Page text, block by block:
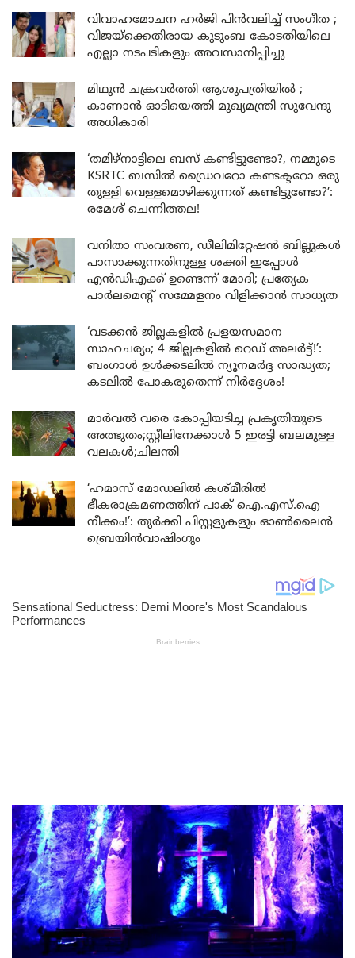
വിവാഹമോചന ഹർജി പിൻവലിച്ച് സംഗീത ;
വിജയ്ക്കെതിരായ കുടുംബ കോടതിയിലെ
എല്ലാ നടപടികളും അവസാനിപ്പിച്ചു
മിഥുൻ ചക്രവർത്തി ആശുപത്രിയിൽ ;
കാണാൻ ഓടിയെത്തി മുഖ്യമന്ത്രി സുവേന്ദു
അധികാരി
‘തമിഴ്‌നാട്ടിലെ ബസ് കണ്ടിട്ടുണ്ടോ?, നമ്മുടെ
KSRTC ബസിൽ ഡ്രൈവറോ കണ്ടക്ടറോ ഒരു
തുള്ളി വെള്ളമൊഴിക്കുന്നത് കണ്ടിട്ടുണ്ടോ?’:
രമേശ് ചെന്നിത്തല!
വനിതാ സംവരണ, ഡീലിമിറ്റേഷൻ ബില്ലുകൾ
പാസാക്കുന്നതിനുള്ള ശക്തി ഇപ്പോൾ
എൻഡിഎക്ക് ഉണ്ടെന്ന് മോദി; പ്രത്യേക
പാർലമെന്റ് സമ്മേളനം വിളിക്കാൻ സാധ്യത
‘വടക്കൻ ജില്ലകളിൽ പ്രളയസമാന
സാഹചര്യം; 4 ജില്ലകളിൽ റെഡ് അലർട്ട്!’:
ബംഗാൾ ഉൾക്കടലിൽ ന്യൂനമർദ്ദ സാദ്ധ്യത;
കടലിൽ പോകരുതെന്ന് നിർദ്ദേശം!
മാർവൽ വരെ കോപ്പിയടിച്ച പ്രകൃതിയുടെ
അത്ഭുതം;സ്റ്റീലിനേക്കാൾ 5 ഇരട്ടി ബലമുള്ള
വലകൾ;ചിലന്തി
‘ഹമാസ് മോഡലിൽ കശ്മീരിൽ
ഭീകരാക്രമണത്തിന് പാക് ഐ.എസ്.ഐ
നീക്കം!’: തുർക്കി പിസ്റ്റളുകളും ഓൺലൈൻ
ബ്രെയിൻവാഷിംഗും